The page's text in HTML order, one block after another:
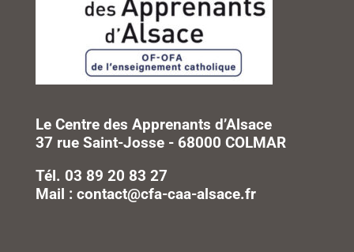
Le Centre des Apprenants d’Alsace
37 rue Saint-Josse - 68000 COLMAR
Tél. 03 89 20 83 27
Mail : contact@cfa-caa-alsace.fr